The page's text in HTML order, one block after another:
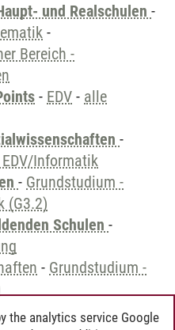
und Realschulen -
-
Bereich -
- EDV - alle
-
Informatik
- Grundstudium -
(G3.2)
Schulen -
- Grundstudium -
the analytics service Google